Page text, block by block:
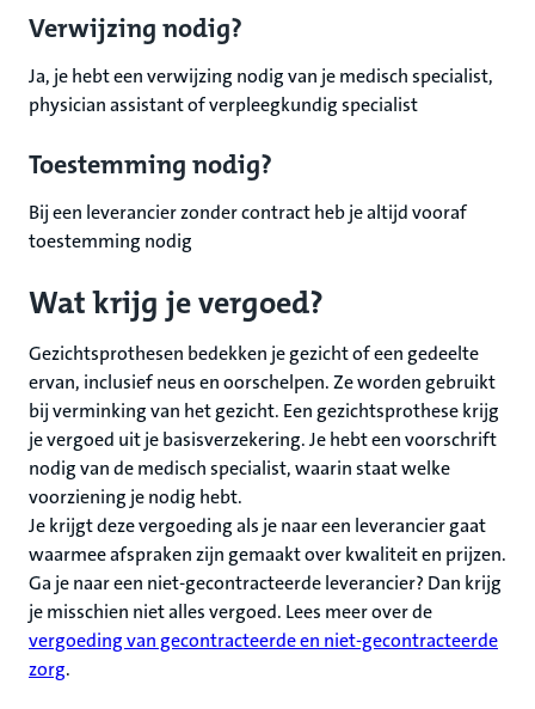
Verwijzing nodig?
Ja, je hebt een verwijzing nodig van je medisch specialist,
physician assistant of verpleegkundig specialist
Toestemming nodig?
Bij een leverancier zonder contract heb je altijd vooraf
toestemming nodig
Wat krijg je vergoed?
Gezichtsprothesen bedekken je gezicht of een gedeelte
ervan, inclusief neus en oorschelpen. Ze worden gebruikt
bij verminking van het gezicht. Een gezichtsprothese krijg
je vergoed uit je basisverzekering. Je hebt een voorschrift
nodig van de medisch specialist, waarin staat welke
voorziening je nodig hebt.
Je krijgt deze vergoeding als je naar een leverancier gaat
waarmee afspraken zijn gemaakt over kwaliteit en prijzen.
Ga je naar een niet-gecontracteerde leverancier? Dan krijg
je misschien niet alles vergoed. Lees meer over de
vergoeding van gecontracteerde en niet-gecontracteerde
zorg.